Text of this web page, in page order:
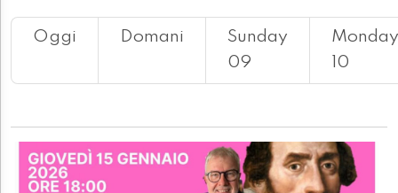
Oggi Domani
Sunday
09
Monday
10